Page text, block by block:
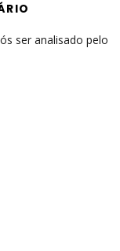
ser analisado pelo